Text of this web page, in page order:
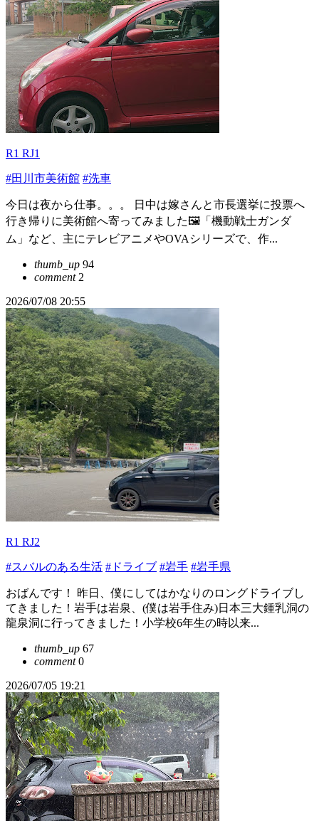
R1 RJ1
#田川市美術館 #洗車
今日は夜から仕事。。。 日中は嫁さんと市長選挙に投票へ
行き帰りに美術館へ寄ってみました🖼️「機動戦士ガンダ
ム」など、主にテレビアニメやOVAシリーズで、作...
thumb_up 94
comment2
2026/07/08 20:55
R1 RJ2
#スバルのある生活 #ドライブ #岩手 #岩手県
おばんです！ 昨日、僕にしてはかなりのロングドライブし
てきました！岩手は岩泉、(僕は岩手住み)日本三大鍾乳洞の
龍泉洞に行ってきました！小学校6年生の時以来...
thumb_up 67
comment0
2026/07/05 19:21